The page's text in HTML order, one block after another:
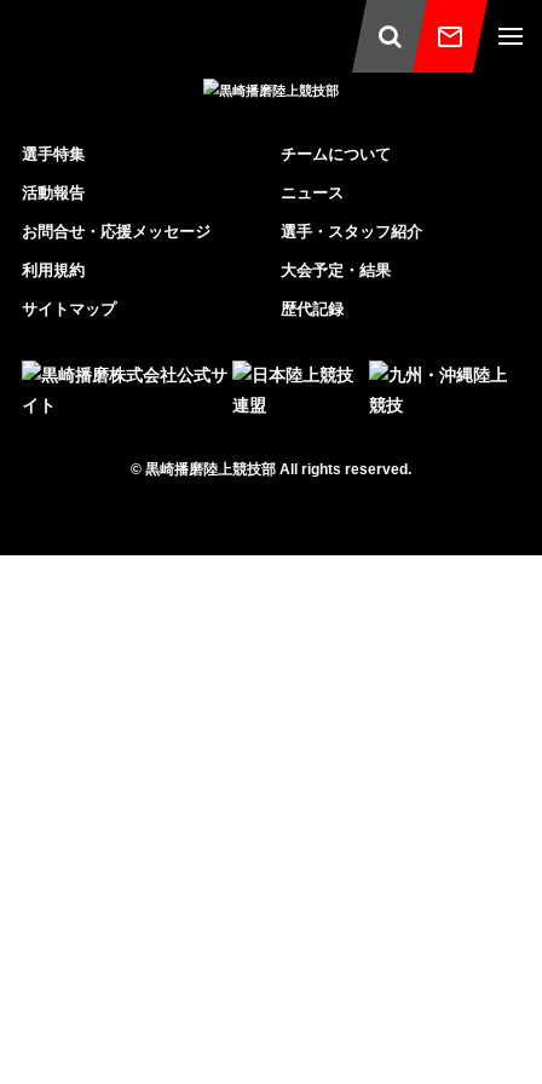
© 黒崎播磨陸上競技部 All rights reserved.
チームについて
ニュース
選手・スタッフ紹介
大会予定・結果
歴代記録
選手特集
活動報告
お問合せ・応援メッセージ
利用規約
サイトマップ